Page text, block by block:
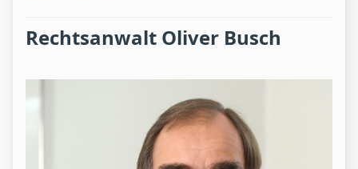
Rechtsanwalt Oliver Busch